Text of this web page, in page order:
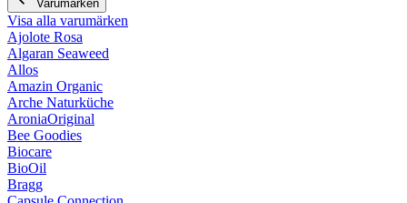
Varumärken
Visa alla varumärken
Ajolote Rosa
Algaran Seaweed
Allos
Amazin Organic
Arche Naturküche
AroniaOriginal
Bee Goodies
Biocare
BioOil
Bragg